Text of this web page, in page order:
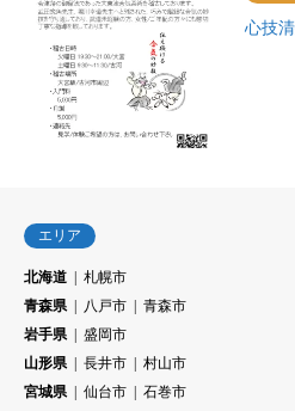
心技
エリア
北海道
札幌市
青森県
八戸市
青森市
岩手県
盛岡市
山形県
長井市
村山市
宮城県
仙台市
石巻市